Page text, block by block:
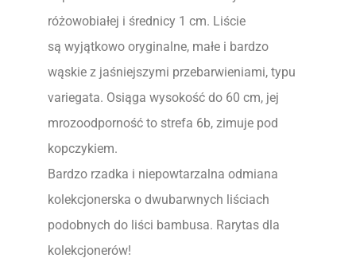
różowobiałej i średnicy 1 cm. Liście
są wyjątkowo oryginalne, małe i bardzo
wąskie z jaśniejszymi przebarwieniami, typu
variegata. Osiąga wysokość do 60 cm, jej
mrozoodporność to strefa 6b, zimuje pod
kopczykiem.
Bardzo rzadka i niepowtarzalna odmiana
kolekcjonerska o dwubarwnych liściach
podobnych do liści bambusa. Rarytas dla
kolekcjonerów!